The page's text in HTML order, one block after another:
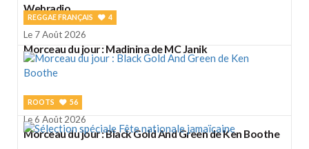
Webradio
REGGAE FRANÇAIS 4
Le 7 Août 2026
Morceau du jour : Madinina de MC Janik
ROOTS 56
Le 6 Août 2026
Morceau du jour : Black Gold And Green de Ken Boothe